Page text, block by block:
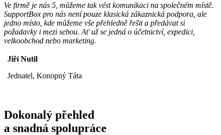
Ve firmě je nás 5, můžeme tak vést komunikaci na společném místě.
SupportBox pro nás není pouze klasická zákaznická podpora, ale
jedno místo, kde můžeme vše přehledně řešit a předávat si
požadavky i mezi sebou. Ať už se jedná o účetnictví, expedici,
velkoobchod nebo marketing.
Jiří Nutil
Jednatel, Konopný Táta
Dokonalý přehled
a snadná spolupráce